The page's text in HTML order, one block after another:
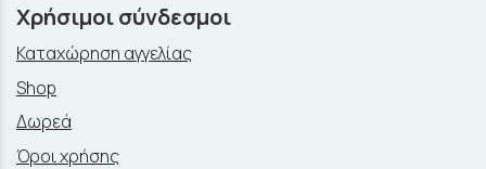
Χρήσιμοι σύνδεσμοι
Καταχώρηση αγγελίας
Shop
Δωρεά
Όροι χρήσης